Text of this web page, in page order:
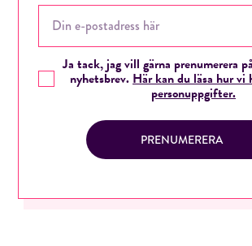
Ja tack, jag vill gärna prenumerera
nyhetsbrev. Här kan du läsa hur vi
personuppgifter.
PRENUMERERA